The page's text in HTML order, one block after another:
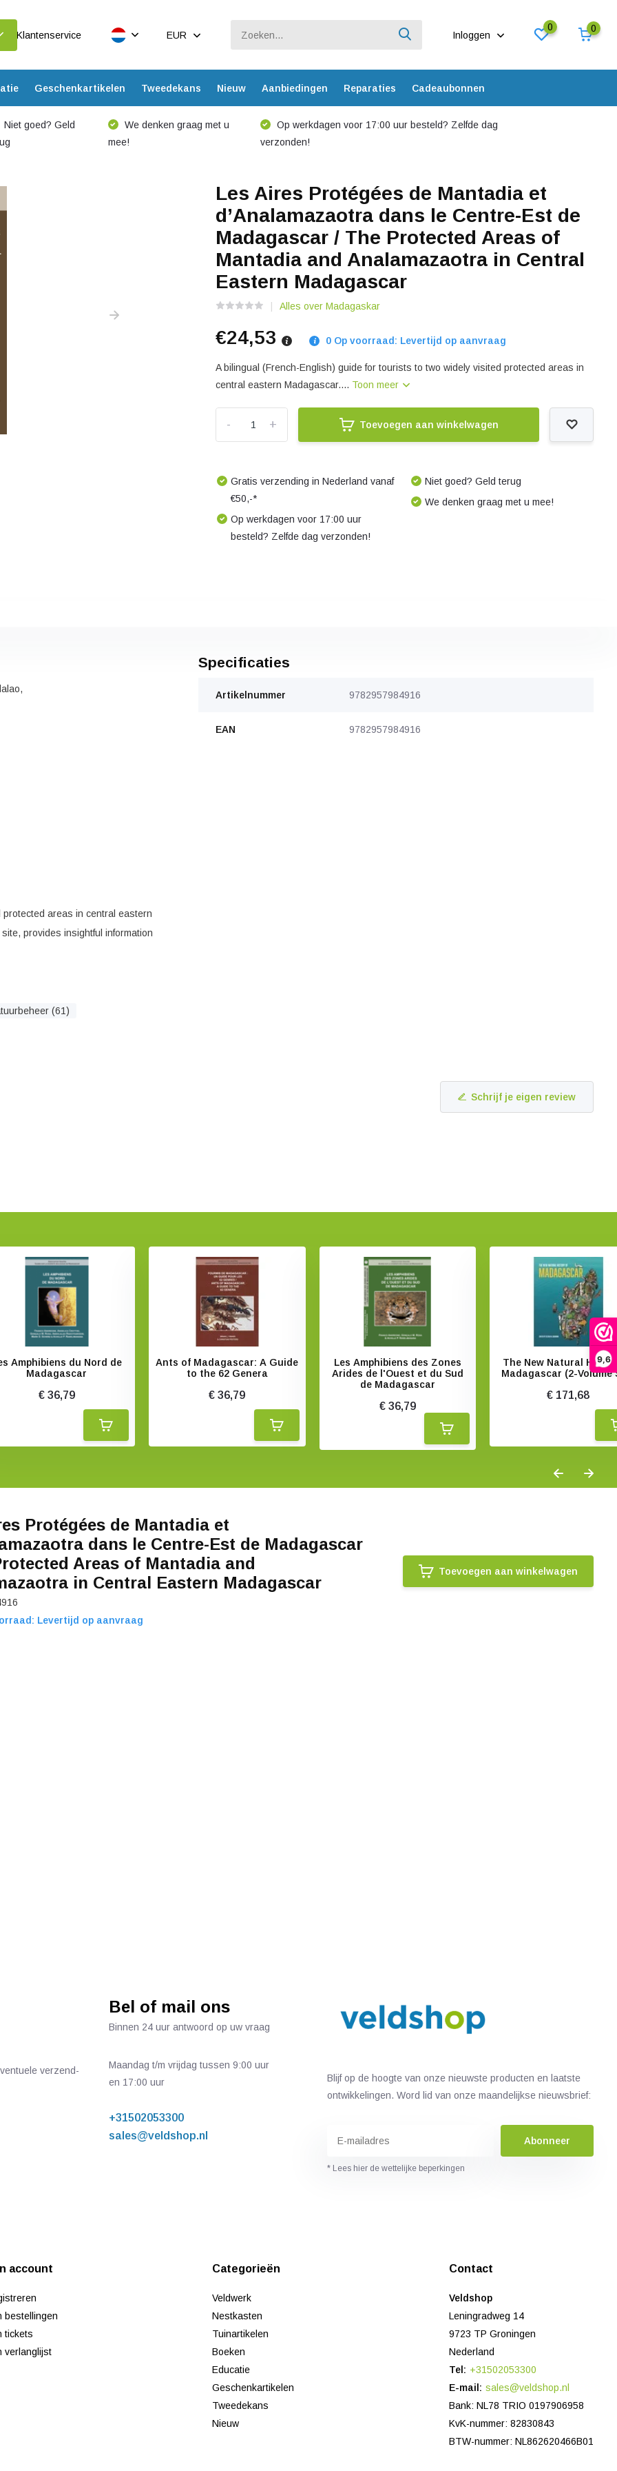
9,6
Klantenservice EUR Inloggen
0 0
Geschenkartikelen Tweedekans Nieuw Aanbiedingen Reparaties Cadeaubonnen
Niet goed? Geld
We denken graag met u
mee!
Op werkdagen voor 17:00 uur besteld? Zelfde dag
verzonden!
Les Aires Protégées de Mantadia et
d’Analamazaotra dans le Centre-Est de
Madagascar / The Protected Areas of
Mantadia and Analamazaotra in Central
Eastern Madagascar
Alles over Madagaskar
€24,53 0 Op voorraad: Levertijd op aanvraag
A bilingual (French-English) guide for tourists to two widely visited protected areas in
central eastern Madagascar.... Toon meer
+
- Toevoegen aan winkelwagen
Gratis verzending in Nederland vanaf
€50,-*
Op werkdagen voor 17:00 uur
besteld? Zelfde dag verzonden!
Niet goed? Geld terug
We denken graag met u mee!
areas in central eastern
provides insightful information
(61)
Specificaties
Artikelnummer 9782957984916
EAN 9782957984916
Schrijf je eigen review
Amphibiens du Nord de
Madagascar
€ 36,79
Ants of Madagascar: A Guide
to the 62 Genera
€ 36,79
Les Amphibiens des Zones
Arides de l'Ouest et du Sud
de Madagascar
€ 36,79
The New Natural
Madagascar (2-Volume
€ 171,68
Protégées de Mantadia et
dans le Centre-Est de Madagascar
Areas of Mantadia and
in Central Eastern Madagascar
Levertijd op aanvraag
Toevoegen aan winkelwagen
verzend-
Bel of mail ons
Binnen 24 uur antwoord op uw vraag
Maandag t/m vrijdag tussen 9:00 uur
en 17:00 uur
+31502053300
sales@veldshop.nl
Blijf op de hoogte van onze nieuwste producten en laatste
ontwikkelingen. Word lid van onze maandelijkse nieuwsbrief:
Abonneer
* Lees hier de wettelijke beperkingen
account
bestellingen
tickets
verlanglijst
Categorieën
Veldwerk
Nestkasten
Tuinartikelen
Boeken
Educatie
Geschenkartikelen
Tweedekans
Nieuw
Contact
Veldshop
Leningradweg 14
9723 TP Groningen
Nederland
Tel: +31502053300
E-mail: sales@veldshop.nl
Bank: NL78 TRIO 0197906958
KvK-nummer: 82830843
BTW-nummer: NL862620466B01